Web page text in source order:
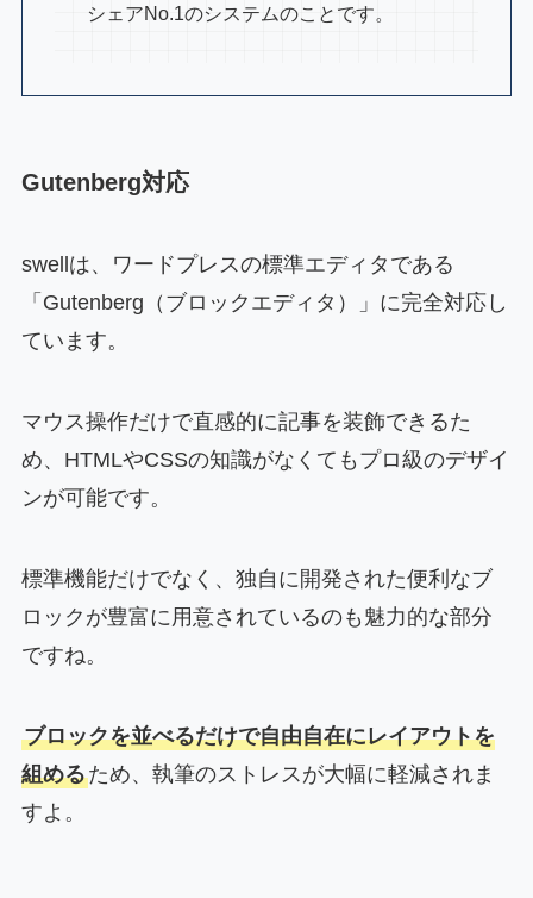
シェアNo.1のシステムのことです。
Gutenberg対応
swellは、ワードプレスの標準エディタである
「Gutenberg（ブロックエディタ）」に完全対応し
ています。
マウス操作だけで直感的に記事を装飾できるた
め、HTMLやCSSの知識がなくてもプロ級のデザイ
ンが可能です。
標準機能だけでなく、独自に開発された便利なブ
ロックが豊富に用意されているのも魅力的な部分
ですね。
ブロックを並べるだけで自由自在にレイアウトを
組めるため、執筆のストレスが大幅に軽減されま
すよ。